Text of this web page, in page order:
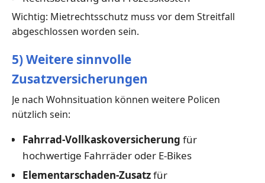
Wichtig: Mietrechtsschutz muss vor dem Streitfall
abgeschlossen worden sein.
5) Weitere sinnvolle
Zusatzversicherungen
Je nach Wohnsituation können weitere Policen
nützlich sein:
Fahrrad-Vollkaskoversicherung für
hochwertige Fahrräder oder E-Bikes
Elementarschaden-Zusatzfür